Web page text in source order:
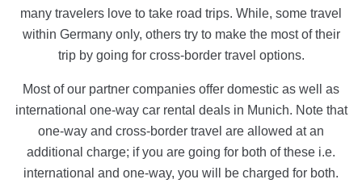
many travelers love to take road trips. While, some travel
within Germany only, others try to make the most of their
trip by going for cross-border travel options.
Most of our partner companies offer domestic as well as
international one-way car rental deals in Munich. Note that
one-way and cross-border travel are allowed at an
additional charge; if you are going for both of these i.e.
international and one-way, you will be charged for both.